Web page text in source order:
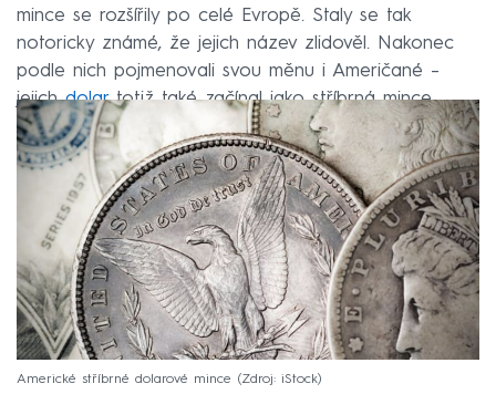
mince se rozšířily po celé Evropě. Staly se tak
notoricky známé, že jejich název zlidověl. Nakonec
podle nich pojmenovali svou měnu i Američané –
jejichdolartotiž také začínal jako stříbrná mince.
Americké stříbrné dolarové mince Zdroj: iStock